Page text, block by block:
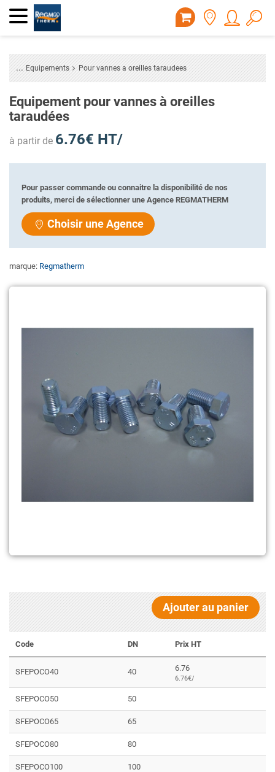
Equipements Pour vannes a oreilles taraudees
Equipement pour vannes à oreilles
taraudées
à partir de 6.76€ HT/
Pour passer commande ou connaitre la disponibilité de nos
produits, merci de sélectionner une Agence REGMATHERM
Choisir une Agence
marque: Regmatherm
Ajouter au panier
Code DN Prix HT
SFEPOCO40 40 6.76
6.76€/
SFEPOCO50 50
SFEPOCO65 65
SFEPOCO80 80
SFEPOCO100 100